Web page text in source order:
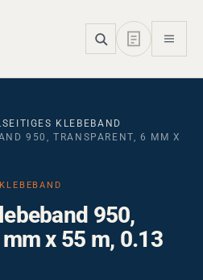
KLEBEBAND
950, TRANSPARENT, 6 MM X
950,
x 55 m, 0.13